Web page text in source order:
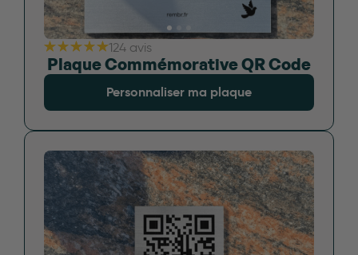
124 avis
Plaque Commémorative QR Code
Personnaliser ma plaque